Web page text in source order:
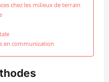
chez les milieux de terrain
en communication